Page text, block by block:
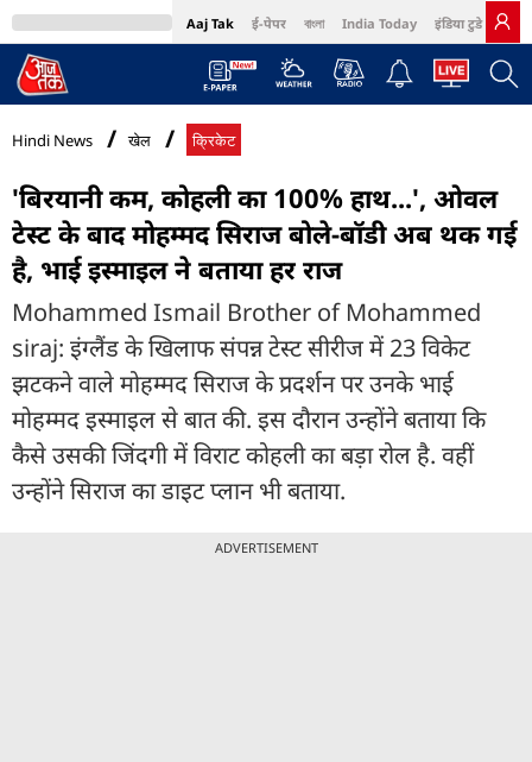
Aaj Tak ई-पेपर বাংলা India Today इंडिया टुडे हिंदी
MumbaiTak Cosmopolitan Harper's Bazaar Northeast
Hindi News खेल क्रिकेट
'बिरयानी कम, कोहली का 100% हाथ...', ओवल
टेस्ट के बाद मोहम्मद स‍िराज बोले-बॉडी अब थक गई
है, भाई इस्माइल ने बताया हर राज
Mohammed Ismail Brother of Mohammed
siraj: इंग्लैंड के ख‍िलाफ संपन्न टेस्ट सीरीज में 23 विकेट
झटकने वाले मोहम्मद सिराज के प्रदर्शन पर उनके भाई
मोहम्मद इस्माइल से बात की. इस दौरान उन्होंने बताया कि
कैसे उसकी जिंदगी में विराट कोहली का बड़ा रोल है. वहीं
उन्होंने स‍िराज का डाइट प्लान भी बताया.
ADVERTISEMENT